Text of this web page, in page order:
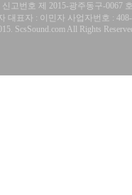
고번호 제 2015-광주동구-0067
대표자 : 이민자 사업자번호 :
ScsSound.com All Rights